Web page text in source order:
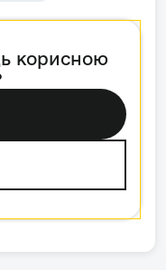
корисною